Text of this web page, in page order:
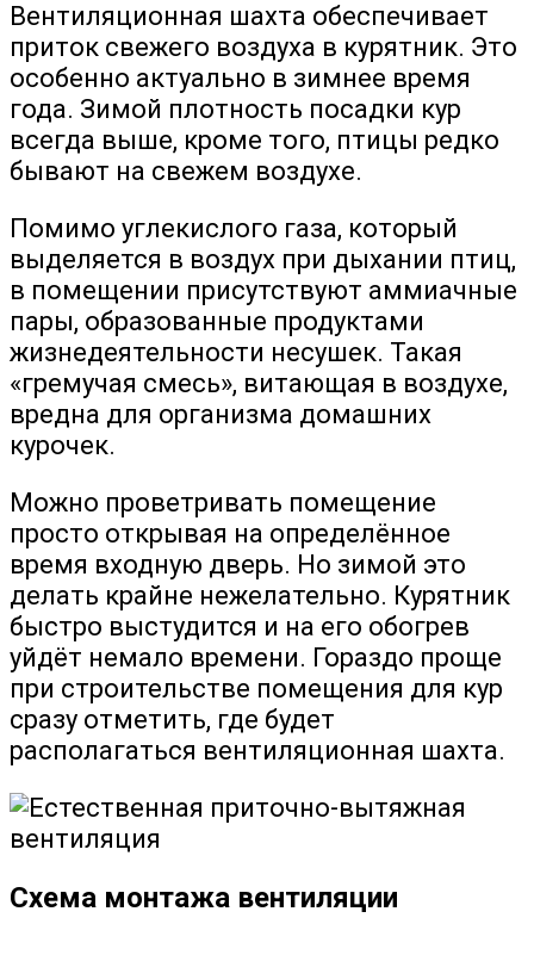
Вентиляционная шахта обеспечивает
приток свежего воздуха в курятник. Это
особенно актуально в зимнее время
года. Зимой плотность посадки кур
всегда выше, кроме того, птицы редко
бывают на свежем воздухе.
Помимо углекислого газа, который
выделяется в воздух при дыхании птиц,
в помещении присутствуют аммиачные
пары, образованные продуктами
жизнедеятельности несушек. Такая
«гремучая смесь», витающая в воздухе,
вредна для организма домашних
курочек.
Можно проветривать помещение
просто открывая на определённое
время входную дверь. Но зимой это
делать крайне нежелательно. Курятник
быстро выстудится и на его обогрев
уйдёт немало времени. Гораздо проще
при строительстве помещения для кур
сразу отметить, где будет
располагаться вентиляционная шахта.
Схема монтажа вентиляции